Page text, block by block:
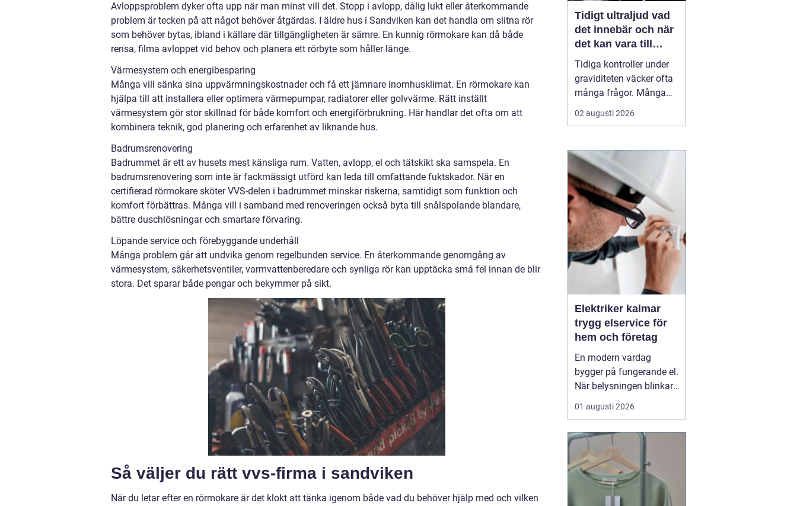
Avloppsproblem dyker ofta upp när man minst vill det. Stopp i avlopp, dålig lukt eller återkommande
problem är tecken på att något behöver åtgärdas. I äldre hus i Sandviken kan det handla om slitna rör
som behöver bytas, ibland i källare där tillgängligheten är sämre. En kunnig rörmokare kan då både
rensa, filma avloppet vid behov och planera ett rörbyte som håller länge.
Värmesystem och energibesparing
Många vill sänka sina uppvärmningskostnader och få ett jämnare inomhusklimat. En rörmokare kan
hjälpa till att installera eller optimera värmepumpar, radiatorer eller golvvärme. Rätt inställt
värmesystem gör stor skillnad för både komfort och energiförbrukning. Här handlar det ofta om att
kombinera teknik, god planering och erfarenhet av liknande hus.
Badrumsrenovering
Badrummet är ett av husets mest känsliga rum. Vatten, avlopp, el och tätskikt ska samspela. En
badrumsrenovering som inte är fackmässigt utförd kan leda till omfattande fuktskador. När en
certifierad rörmokare sköter VVS-delen i badrummet minskar riskerna, samtidigt som funktion och
komfort förbättras. Många vill i samband med renoveringen också byta till snålspolande blandare,
bättre duschlösningar och smartare förvaring.
Löpande service och förebyggande underhåll
Många problem går att undvika genom regelbunden service. En återkommande genomgång av
värmesystem, säkerhetsventiler, varmvattenberedare och synliga rör kan upptäcka små fel innan de blir
stora. Det sparar både pengar och bekymmer på sikt.
Så väljer du rätt vvs-firma i sandviken
När du letar efter en rörmokare är det klokt att tänka igenom både vad du behöver hjälp med och vilken
Tidigt ultraljud vad
det innebär och när
det kan vara till
hjälp
Tidiga kontroller under
graviditeten väcker ofta
många frågor. Många
undrar när ultraljud kan
göras, vad som går att
undersökningen kan
säga något om barnets
hälsa. Tidigt ultraljud
har utvecklats mycket de
senaste åren och
används i dag bå...
02 augusti 2026
Elektriker kalmar
trygg elservice för
hem och företag
En modern vardag
bygger på fungerande el.
När belysningen blinkar,
propparna går eller en ny
laddbox ska på plats
lösningar. En kunnig
elektriker ser till att
anläggningen är säker,
laglig och anpassad
efter verkliga behov. I K...
01 augusti 2026